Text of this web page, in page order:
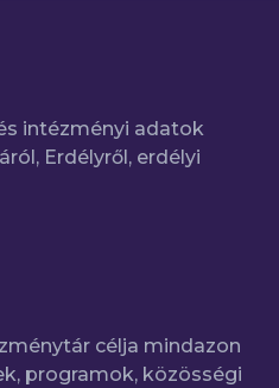
intézményi adatok
Erdélyről, erdélyi
célja mindazon
programok, közösségi